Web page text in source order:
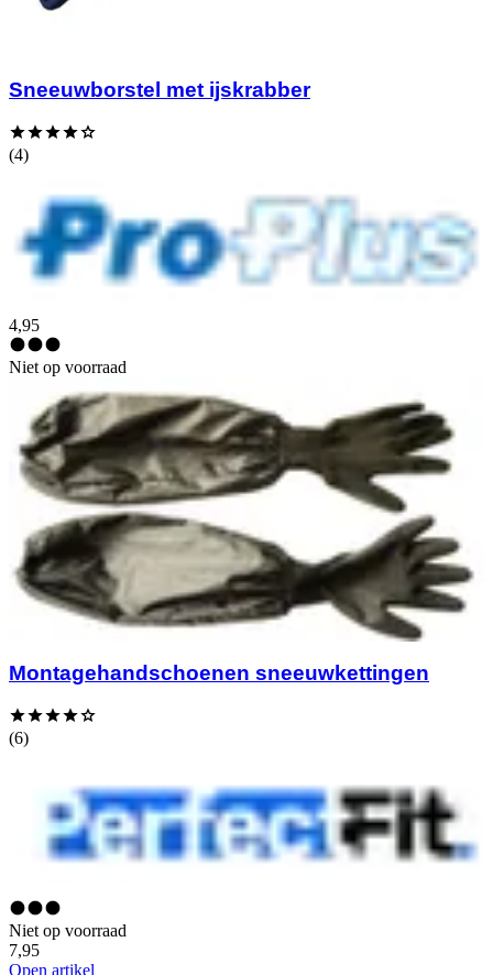
Sneeuwborstel met ijskrabber
(4)
4,95
Niet op voorraad
Montagehandschoenen sneeuwkettingen
(6)
Niet op voorraad
7,95
Open artikel